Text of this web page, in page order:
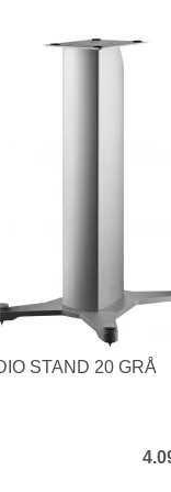
STAND 20 GRÅ